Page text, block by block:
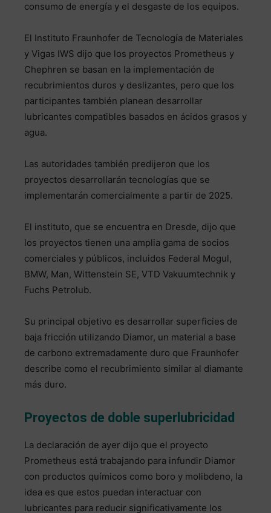
consumo de energía y el desgaste de los equipos.
El Instituto Fraunhofer de Tecnología de Materiales
y Vigas IWS dijo que los proyectos Prometheus y
Chephren se basan en la implementación de
recubrimientos duros y deslizantes, pero que los
participantes también planean desarrollar
lubricantes compatibles basados ​​en ácidos grasos y
agua.
Las autoridades también predijeron que los
proyectos desarrollarán tecnologías que se
implementarán comercialmente a partir de 2025.
El instituto, que se encuentra en Dresde, dijo que
los proyectos tienen una amplia gama de socios
comerciales y públicos, incluidos Federal Mogul,
BMW, Man, Wittenstein SE, VTD Vakuumtechnik y
Fuchs Petrolub.
Su principal objetivo es desarrollar superficies de
baja fricción utilizando Diamor, un material a base
de carbono extremadamente duro que Fraunhofer
describe como el recubrimiento similar al diamante
más duro.
Proyectos de doble superlubricidad
La declaración de ayer dijo que el proyecto
Prometheus está trabajando para infundir Diamor
con productos químicos como boro y molibdeno, la
idea es que estos puedan interactuar con
lubricantes para reducir significativamente los